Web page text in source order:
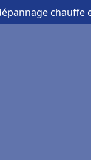
chauffe